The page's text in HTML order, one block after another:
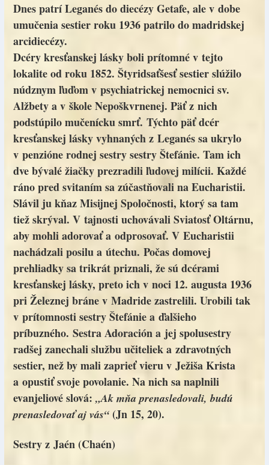
Dnes patrí Leganés do diecézy Getafe, ale v dobe
umučenia sestier roku 1936 patrilo do madridskej
arcidiecézy.
Dcéry kresťanskej lásky boli prítomné v tejto
lokalite od roku 1852. Štyridsaťšesť sestier slúžilo
núdznym ľuďom v psychiatrickej nemocnici sv.
Alžbety a v škole Nepoškvrnenej. Päť z nich
podstúpilo mučenícku smrť. Týchto päť dcér
kresťanskej lásky vyhnaných z Leganés sa ukrylo
v penzióne rodnej sestry sestry Štefánie. Tam ich
dve bývalé žiačky prezradili ľudovej milícii. Každé
ráno pred svitaním sa zúčastňovali na Eucharistii.
Slávil ju kňaz Misijnej Spoločnosti, ktorý sa tam
tiež skrýval. V tajnosti uchovávali Sviatosť Oltárnu,
aby mohli adorovať a odprosovať. V Eucharistii
nachádzali posilu a útechu. Počas domovej
prehliadky sa trikrát priznali, že sú dcérami
kresťanskej lásky, preto ich v noci 12. augusta 1936
pri Železnej bráne v Madride zastrelili. Urobili tak
v prítomnosti sestry Štefánie a ďalšieho
príbuzného. Sestra Adoración a jej spolusestry
radšej zanechali službu učiteliek a zdravotných
sestier, než by mali zaprieť vieru v Ježiša Krista
a opustiť svoje povolanie. Na nich sa naplnili
evanjeliové slová: „Ak mňa prenasledovali, budú
prenasledovať aj vás“ (Jn 15, 20).
Sestry z Jaén (Chaén)